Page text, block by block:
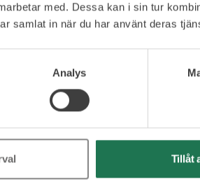
med. Dessa kan i sin tur
samlat in när du har använt deras
Analys
Tillåt
referens